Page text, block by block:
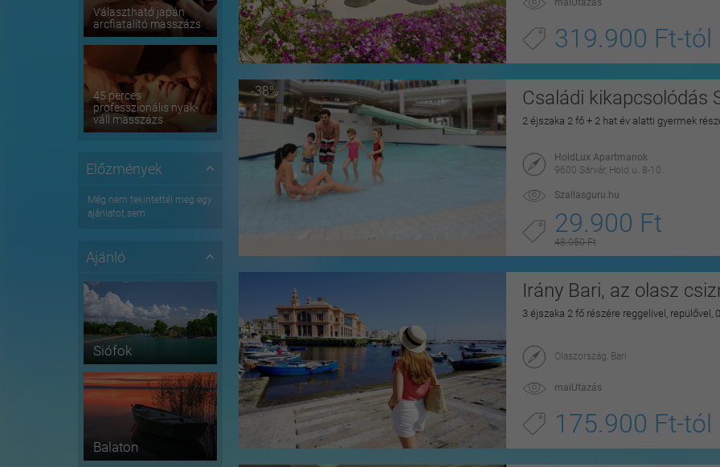
Választható japán
arcfiatalító masszázs
45 perces
professzionális nyak-
váll masszázs
Előzmények
Még nem tekintettél meg egy
ajánlatot sem
Ajánló
Siófok
Balaton
maiUtazás
319.900 Ft-tól
-38% Családi kikapcsolódás
2 éjszaka 2 fő + 2 hat év alatti gyermek
HoldLux Apartmanok
9600 Sárvár, Hold u. 8-10.
Szallasguru.hu
29.900 Ft
48.050 Ft
Irány Bari, az olasz
3 éjszaka 2 fő részére reggelivel, repülővel,
Olaszország, Bari
maiUtazás
175.900 Ft-tól